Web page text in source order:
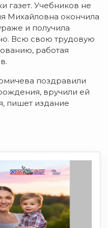
газет. Учебников не
Михайловна окончила
и получила
Всю свою трудовую
работая
поздравили
вручили ей
пишет издание